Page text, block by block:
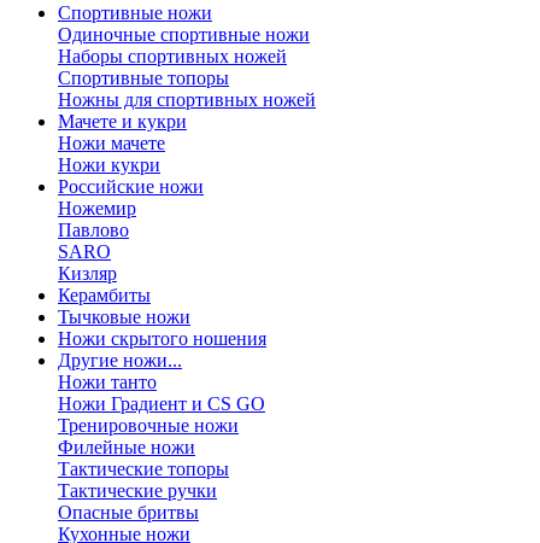
Спортивные ножи
Одиночные спортивные ножи
Наборы спортивных ножей
Спортивные топоры
Ножны для спортивных ножей
Мачете и кукри
Ножи мачете
Ножи кукри
Российские ножи
Ножемир
Павлово
SARO
Кизляр
Керамбиты
Тычковые ножи
Ножи скрытого ношения
Другие ножи...
Ножи танто
Ножи Градиент и CS GO
Тренировочные ножи
Филейные ножи
Тактические топоры
Тактические ручки
Опасные бритвы
Кухонные ножи